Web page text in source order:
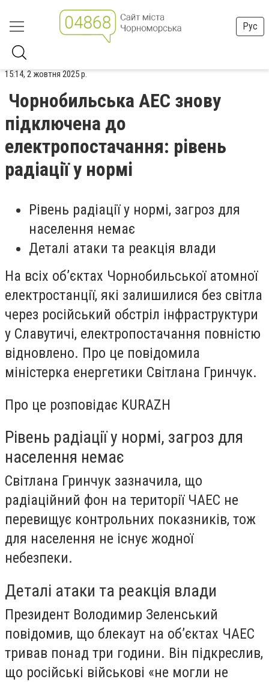
Рус
15:14, 2 жовтня 2025 р.
Чорнобильська АЕС знову
підключена до
електропостачання: рівень
радіації у нормі
Рівень радіації у нормі, загроз для
населення немає
Деталі атаки та реакція влади
На всіх об’єктах Чорнобильської атомної
електростанції, які залишилися без світла
через російський обстріл інфраструктури
у Славутичі, електропостачання повністю
відновлено. Про це повідомила
міністерка енергетики Світлана Гринчук.
Про це розповідає KURAZH
Рівень радіації у нормі, загроз для
населення немає
Світлана Гринчук зазначила, що
радіаційний фон на території ЧАЕС не
перевищує контрольних показників, тож
для населення не існує жодної
небезпеки.
Деталі атаки та реакція влади
Президент Володимир Зеленський
повідомив, що блекаут на об’єктах ЧАЕС
тривав понад три години. Він підкреслив,
що російські військові «не могли не